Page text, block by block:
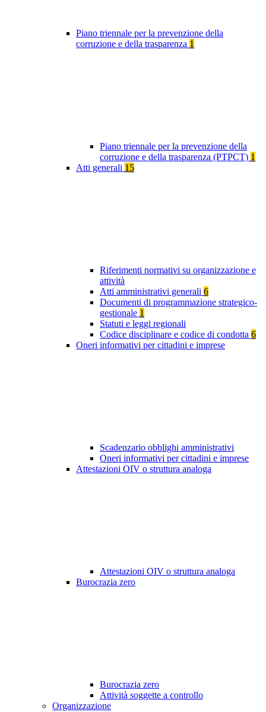
Piano triennale per la prevenzione della
corruzione e della trasparenza 1
Piano triennale per la prevenzione della
corruzione e della trasparenza (PTPCT) 1
Atti generali 15
Riferimenti normativi su organizzazione e
attività
Atti amministrativi generali 6
Documenti di programmazione strategico-
gestionale 1
Statuti e leggi regionali
Codice disciplinare e codice di condotta 6
Oneri informativi per cittadini e imprese
Scadenzario obblighi amministrativi
Oneri informativi per cittadini e imprese
Attestazioni OIV o struttura analoga
Attestazioni OIV o struttura analoga
Burocrazia zero
Burocrazia zero
Attività soggette a controllo
Organizzazione